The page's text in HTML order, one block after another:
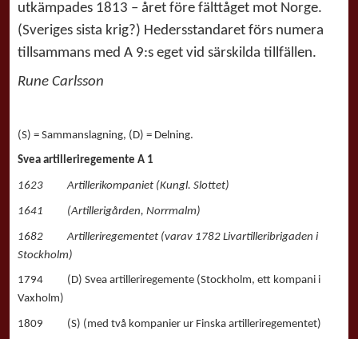
utkämpades 1813 – året före fälttåget mot Norge.
(Sveriges sista krig?) Hedersstandaret förs numera
tillsammans med A 9:s eget vid särskilda tillfällen.
Rune Carlsson
(S) = Sammanslagning, (D) = Delning.
Svea artilleriregemente A 1
1623 Artillerikompaniet (Kungl. Slottet)
1641 (Artillerigården, Norrmalm)
1682 Artilleriregementet (varav 1782 Livartilleribrigaden i
Stockholm)
1794 (D) Svea artilleriregemente (Stockholm, ett kompani i
Vaxholm)
1809 (S) (med två kompanier ur Finska artilleriregementet)